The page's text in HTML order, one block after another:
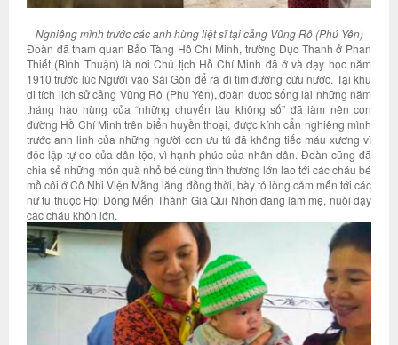
Nghiêng mình trước các anh hùng liệt sĩ tại cảng Vũng Rô (Phú Yên)
Đoàn đã tham quan Bảo Tàng Hồ Chí Minh, trường Dục Thanh ở Phan
Thiết (Bình Thuận) là nơi Chủ tịch Hồ Chí Minh đã ở và dạy học năm
1910 trước lúc Người vào Sài Gòn để ra đi tìm đường cứu nước. Tại khu
di tích lịch sử cảng Vũng Rô (Phú Yên), đoàn được sống lại những năm
tháng hào hùng của “những chuyến tàu không số” đã làm nên con
đường Hồ Chí Minh trên biển huyền thoại, được kính cẩn nghiêng mình
trước anh linh của những người con ưu tú đã không tiếc máu xương vì
độc lập tự do của dân tộc, vì hạnh phúc của nhân dân. Đoàn cũng đã
chia sẻ những món quà nhỏ bé cùng tình thương lớn lao tới các cháu bé
mồ côi ở Cô Nhi Viện Mằng lăng đồng thời, bày tỏ lòng cảm mến tới các
nữ tu thuộc Hội Dòng Mến Thánh Giá Qui Nhơn đang làm mẹ, nuôi dạy
các cháu khôn lớn.